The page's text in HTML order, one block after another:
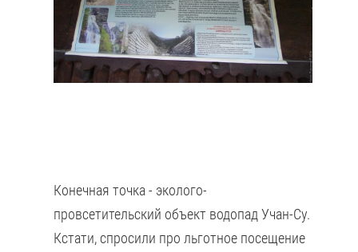
Конечная точка - эколого-
провсетительский объект водопад Учан-Су.
Кстати, спросили про льготное посещение